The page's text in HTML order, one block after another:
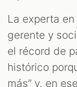
La experta
gerente y
el récord de
histórico
más” y, en